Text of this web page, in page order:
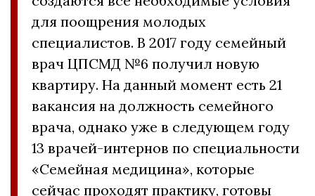
для поощрения молодых
специалистов. В 2017 году семейный
врач ЦПСМД №6 получил новую
квартиру. На данный момент есть 21
вакансия на должность семейного
врача, однако уже в следующем году
13 врачей-интернов по специальности
«Семейная медицина», которые
сейчас проходят практику, готовы